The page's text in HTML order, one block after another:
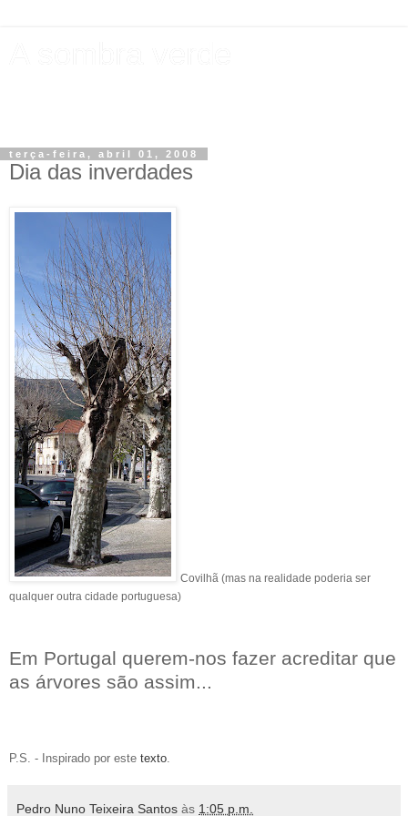
terça-feira, abril 01, 2008
Dia das inverdades
Covilhã (mas na realidade poderia ser
qualquer outra cidade portuguesa)
Em Portugal querem-nos fazer acreditar que
as árvores são assim...
P.S. - Inspirado por este texto
Pedro Nuno Teixeira Santos às 1:05 p.m.